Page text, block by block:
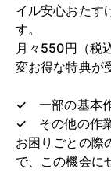
イル安心おたす
す。
月々550円（税
変お得な特典が
✓ 一部の基本作
✓ その他の作業
お困りごとの際
で、この機会に